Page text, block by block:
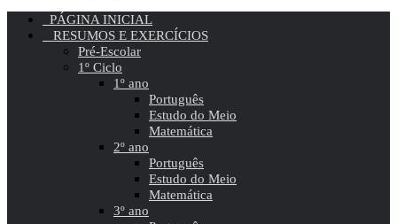
PÁGINA INICIAL
RESUMOS E EXERCÍCIOS
Pré-Escolar
1º Ciclo
1º ano
Português
Estudo do Meio
Matemática
2º ano
Português
Estudo do Meio
Matemática
3º ano